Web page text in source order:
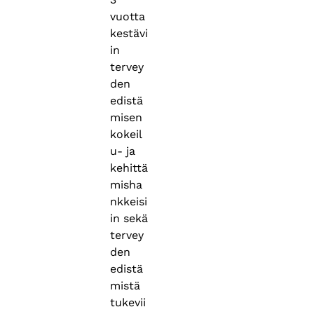
vuotta
kestävi
in
tervey
den
edistä
misen
kokeil
u- ja
kehittä
misha
nkkeisi
in sekä
tervey
den
edistä
mistä
tukevii